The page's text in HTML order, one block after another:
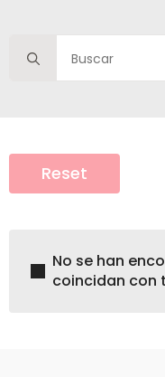
for:
Reset
No se han
coincidan con